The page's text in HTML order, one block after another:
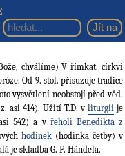
chválíme) V římkat. církvi
Od 9. stol. přisuzuje tradice
vysvětlení neobstojí před věd.
asi 414). Užití T.D. v liturgii je
542) a v řeholi Benedikta z
hodinek(hodinka četby) v
je skladba G. F. Händela.